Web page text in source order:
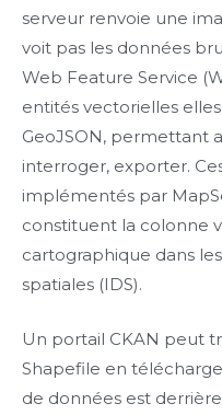
serveur renvoie une
voit pas les données
Web Feature Service
entités vectorielles
GeoJSON, permettant
interroger, exporter.
implémentés par
constituent la colonne
cartographique dans
spatiales (IDS).
Un portail CKAN peut
Shapefile en
de données est